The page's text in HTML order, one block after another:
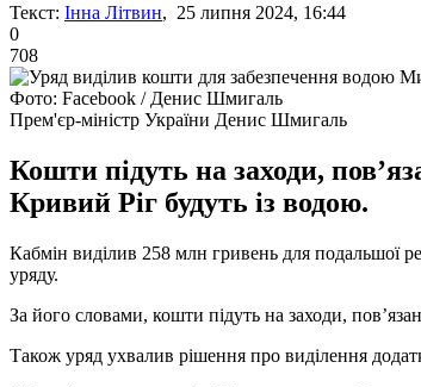
Текст: Інна Літвин, 25 липня 2024, 16:44
0
708
Фото: Facebook / Денис Шмигаль
Прем'єр-міністр України Денис Шмигаль
Кошти підуть на заходи,
Кривий Ріг будуть із водою.
Кабмін виділив 258 млн гривень для подальшої
уряду.
За його словами, кошти підуть на заходи,
Також уряд ухвалив рішення про виділення